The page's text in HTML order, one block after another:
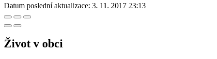
Datum poslední aktualizace: 3. 11. 2017 23:13
Život v obci